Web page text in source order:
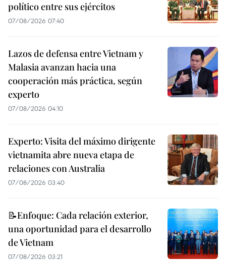
político entre sus ejércitos
07/08/2026 07:40
Lazos de defensa entre Vietnam y
Malasia avanzan hacia una
cooperación más práctica, según
experto
07/08/2026 04:10
Experto: Visita del máximo dirigente
vietnamita abre nueva etapa de
relaciones con Australia
07/08/2026 03:40
📝Enfoque: Cada relación exterior,
una oportunidad para el desarrollo
de Vietnam
07/08/2026 03:21